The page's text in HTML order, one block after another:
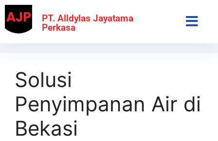
PT. Alldylas Jayatama
Perkasa
Solusi
Penyimpanan Air di
Bekasi